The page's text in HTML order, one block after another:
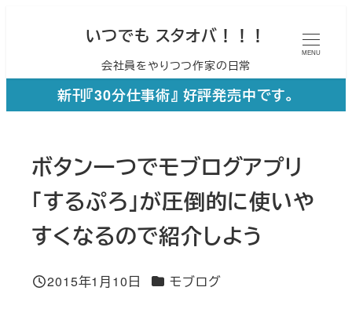
ン
いつでも スタオバ！！！
会社員をやりつつ作家の日常
MENU
新刊『30分仕事術』 好評発売中です。
ボタン一つでモブログアプリ
「するぷろ」が圧倒的に使いや
すくなるので紹介しよう
投稿日
2015年1月10日 カテゴリー
モブログ